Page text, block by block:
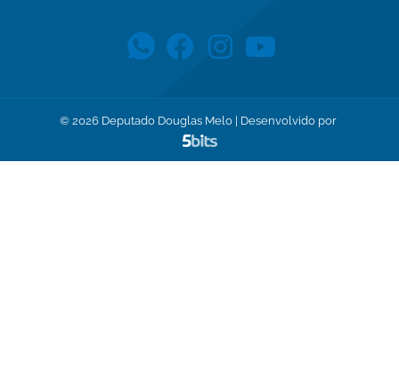
© 2026 Deputado Douglas Melo | Desenvolvido por